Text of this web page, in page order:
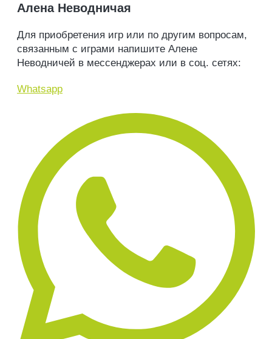
Алена Неводничая
Для приобретения игр или по другим вопросам,
связанным с играми напишите Алене
Неводничей в мессенджерах или в соц. сетях:
Whatsapp